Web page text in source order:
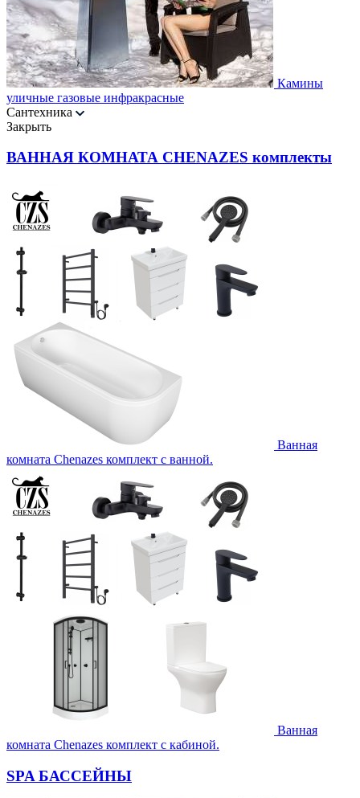
Камины
уличные газовые инфракрасные
Сантехника
Закрыть
ВАННАЯ КОМНАТА CHENAZES комплекты
Ванная
комната Chenazes комплект с ванной.
Ванная
комната Chenazes комплект с кабиной.
SPA БАССЕЙНЫ